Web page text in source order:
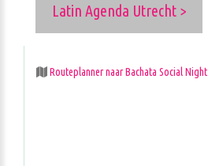
Latin Agenda Utrecht >
Routeplanner naar Bachata Social Night